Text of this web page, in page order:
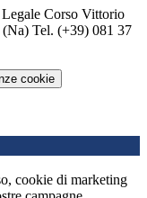
Legale Corso Vittorio
(Na) Tel. (+39) 081 37
cookie
cookie di marketing